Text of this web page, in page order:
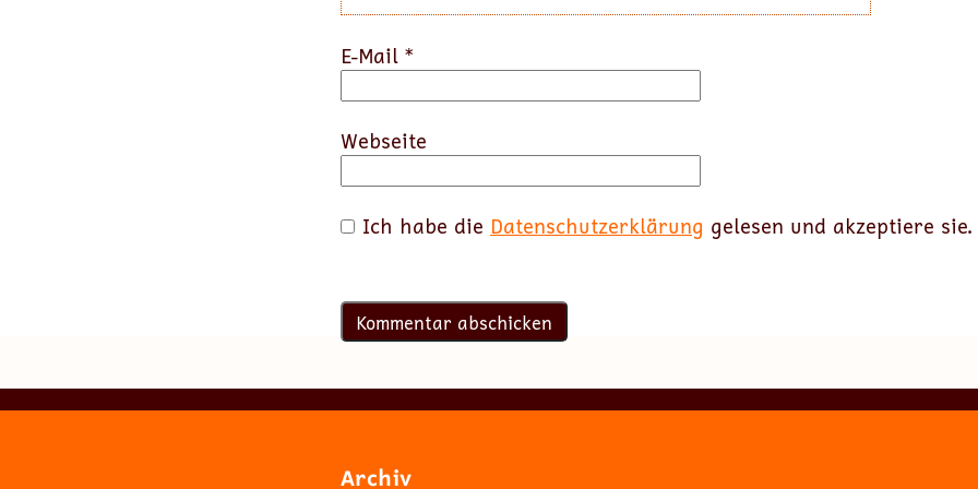
E-Mail *
Webseite
Ich habe die Datenschutzerklärung gelesen und akzeptiere sie.
Archiv